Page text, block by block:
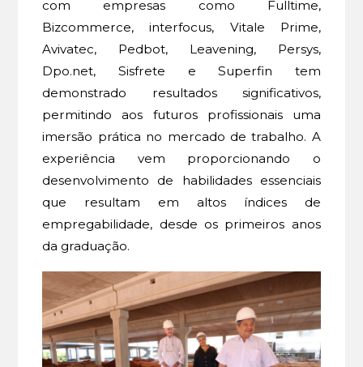
com empresas como Fulltime,
Bizcommerce, interfocus, Vitale Prime,
Avivatec, Pedbot, Leavening, Persys,
Dpo.net, Sisfrete e Superfin tem
demonstrado resultados significativos,
permitindo aos futuros profissionais uma
imersão prática no mercado de trabalho. A
experiência vem proporcionando o
desenvolvimento de habilidades essenciais
que resultam em altos índices de
empregabilidade, desde os primeiros anos
da graduação.